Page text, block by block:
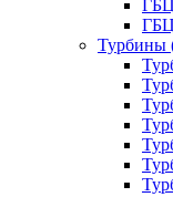
Турбины